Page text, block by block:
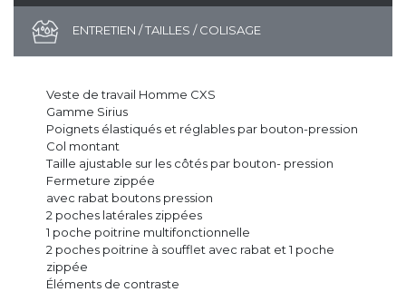
ENTRETIEN / TAILLES / COLISAGE
Veste de travail Homme CXS
Gamme Sirius
Poignets élastiqués et réglables par bouton-pression
Col montant
Taille ajustable sur les côtés par bouton- pression
Fermeture zippée
avec rabat boutons pression
2 poches latérales zippées
1 poche poitrine multifonctionnelle
2 poches poitrine à soufflet avec rabat et 1 poche
zippée
Éléments de contraste